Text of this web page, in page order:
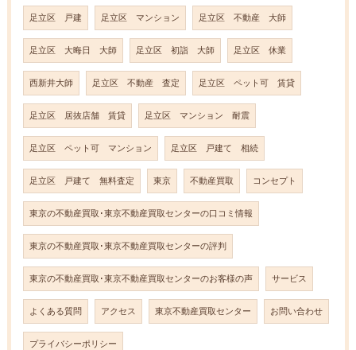
足立区 戸建 足立区 マンション 足立区 不動産 大師
足立区 大晦日 大師 足立区 初詣 大師 足立区 休業
西新井大師 足立区 不動産 査定 足立区 ペット可 賃貸
足立区 居抜店舗 賃貸 足立区 マンション 耐震
足立区 ペット可 マンション 足立区 戸建て 相続
足立区 戸建て 無料査定 東京 不動産買取 コンセプト
東京の不動産買取･東京不動産買取センターの口コミ情報
東京の不動産買取･東京不動産買取センターの評判
東京の不動産買取･東京不動産買取センターのお客様の声 サービス
よくある質問 アクセス 東京不動産買取センター お問い合わせ
プライバシーポリシー